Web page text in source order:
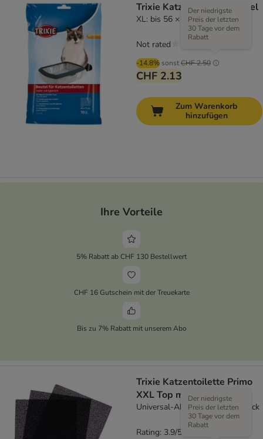
Trixie Katzentoilettenbeutel
XL: bis 56 × 71 cm, 10 St.
-14.8% sonstCHF 2.50
Der niedrigste
Preis der letzten
30 Tage vor dem
Rabatt
CHF 2.13
Not rated
Zum Warenkorb
hinzufügen
Ihre Vorteile
5% Rabatt ab CHF 130 Bestellwert
CHF 16 Gutschein mit der Treuekarte
Bis zu 7% Rabatt mit unserem Abo
Trixie Katzentoilette Primo
XXL Top mit Haube
Universal-Aktivkohlefilter 3 Stück
Der niedrigste
Preis der letzten
30 Tage vor dem
Rabatt
Rating: 3.9/5